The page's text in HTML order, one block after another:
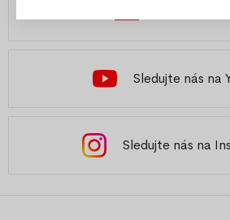
Sledujte nás na
Sledujte nás na